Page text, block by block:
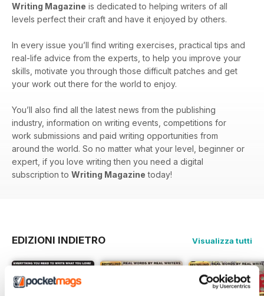
Writing Magazine is dedicated to helping writers of all
levels perfect their craft and have it enjoyed by others.
In every issue you’ll find writing exercises, practical tips and
real-life advice from the experts, to help you improve your
skills, motivate you through those difficult patches and get
your work out there for the world to enjoy.
You’ll also find all the latest news from the publishing
industry, information on writing events, competitions for
work submissions and paid writing opportunities from
around the world. So no matter what your level, beginner or
expert, if you love writing then you need a digital
subscription to Writing Magazine today!
EDIZIONI INDIETRO Visualizza tutti